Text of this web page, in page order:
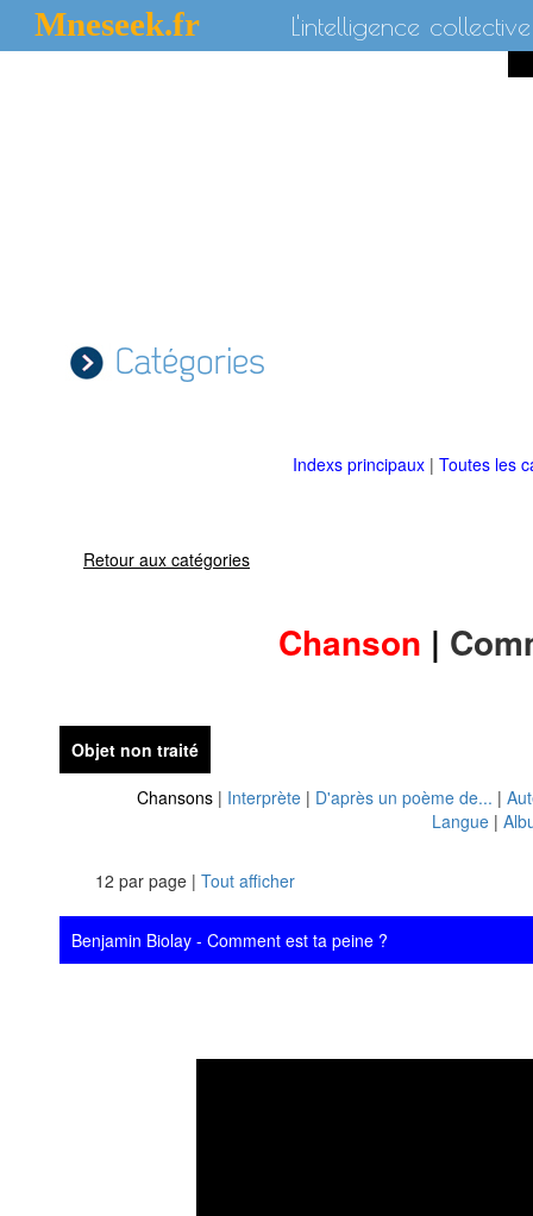
Mneseek.fr L'intelligence collective
Catégories
Indexs principaux | Toutes les
Retour aux catégories
Chanson |
Objet non traité
Chansons | Interprète | D'après un poème de... |
Langue |
12 par page | Tout afficher
Benjamin Biolay - Comment est ta peine ?